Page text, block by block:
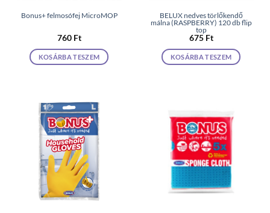
Bonus+ felmosófej MicroMOP
760 Ft
KOSÁRBA TESZEM
BELUX nedves törlőkendő
málna (RASPBERRY) 120 db flip
top
675 Ft
KOSÁRBA TESZEM